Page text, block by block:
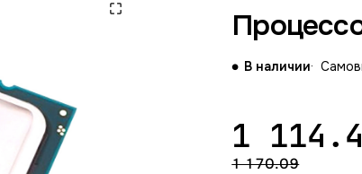
В наличии
1
1 170.09